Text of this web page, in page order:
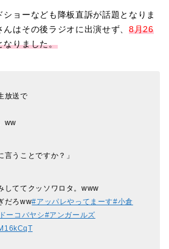
ョーなども降板直訴が話題となりま
んはその後ラジオに出演せず、8月26
なりました。
放送で
ww
うことですか？」
しててクッソワロタ。www
だろww#アッパレやってまーす#小倉
ーコバヤシ#アンガールズ